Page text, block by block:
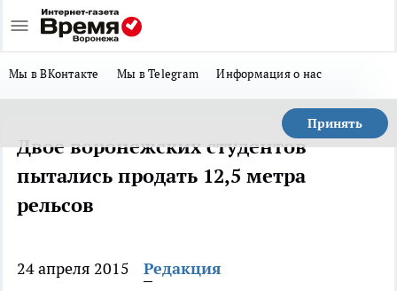
Мы в ВКонтакте Мы в Telegram Информация о нас
Принять
Двое воронежских студентов
пытались продать 12,5 метра
рельсов
24 апреля 2015
Редакция